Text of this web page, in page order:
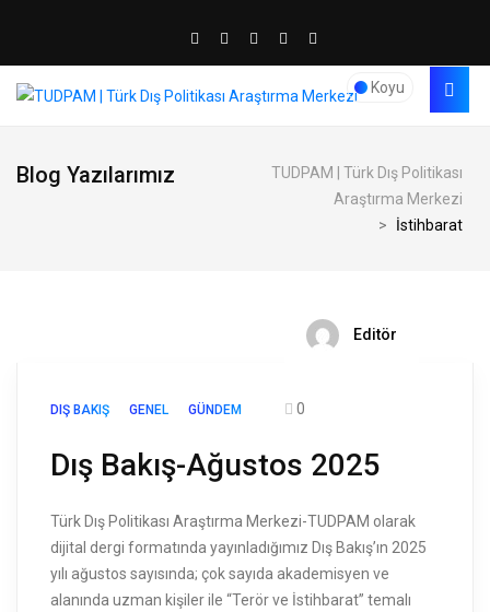
Koyu
Blog Yazılarımız
TUDPAM | Türk Dış Politikası
Araştırma Merkezi
>
İstihbarat
Editör
DIŞ BAKIŞ GENEL GÜNDEM 0
Dış Bakış-Ağustos 2025
Türk Dış Politikası Araştırma Merkezi-TUDPAM olarak
dijital dergi formatında yayınladığımız Dış Bakış’ın 2025
yılı ağustos sayısında; çok sayıda akademisyen ve
alanında uzman kişiler ile “Terör ve İstihbarat” temalı